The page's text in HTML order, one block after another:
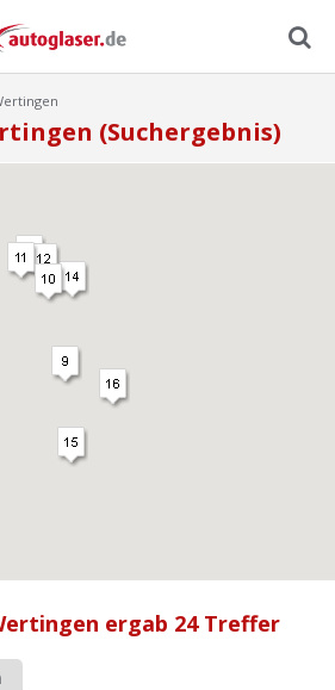
Menu
Werkstatt Login
(Suchergebnis)
ergab 24 Treffer